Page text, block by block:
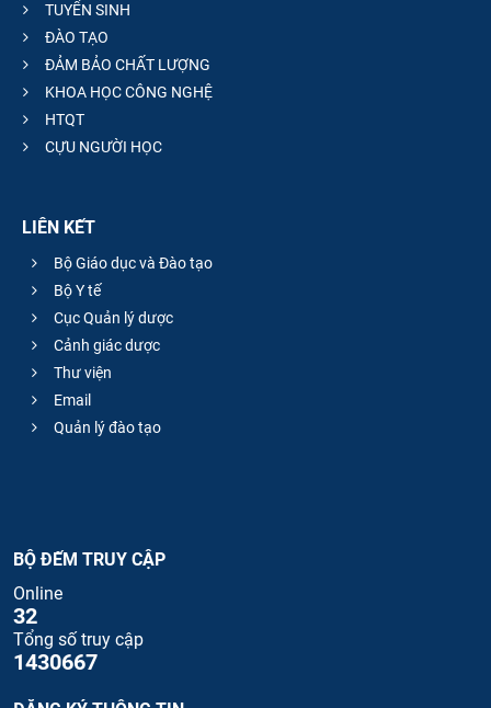
TUYỂN SINH
ĐÀO TẠO
ĐẢM BẢO CHẤT LƯỢNG
KHOA HỌC CÔNG NGHỆ
HTQT
CỰU NGƯỜI HỌC
LIÊN KẾT
Bộ Giáo dục và Đào tạo
Bộ Y tế
Cục Quản lý dược
Cảnh giác dược
Thư viện
Email
Quản lý đào tạo
BỘ ĐẾM TRUY CẬP
Online
32
Tổng số truy cập
1430667